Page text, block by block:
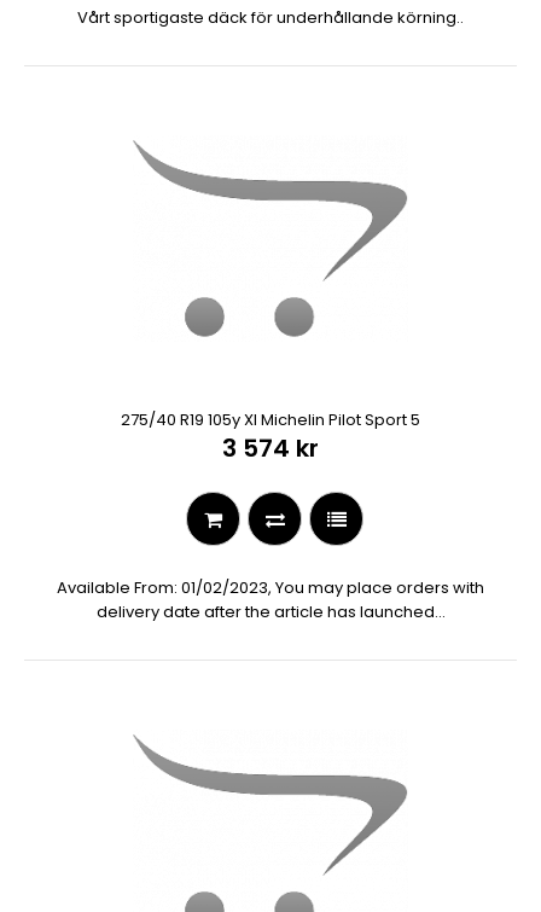
Vårt sportigaste däck för underhållande körning..
275/40 R19 105y Xl Michelin Pilot Sport 5
3 574 kr
Available From: 01/02/2023, You may place orders with
delivery date after the article has launched...